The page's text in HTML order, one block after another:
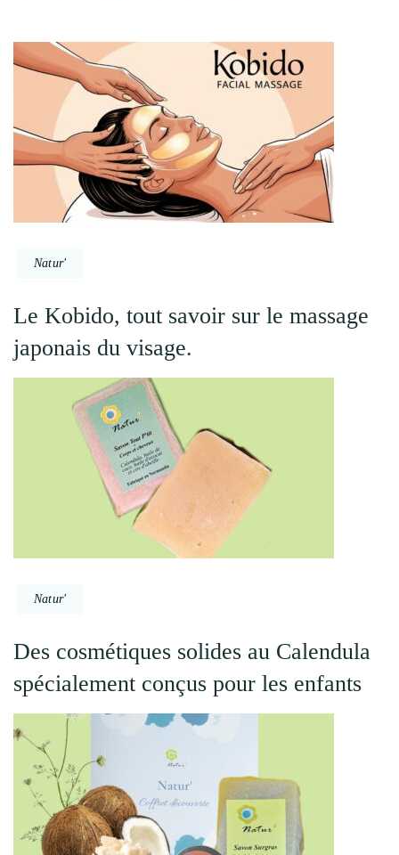
Natur'
Le Kobido, tout savoir sur le massage
japonais du visage.
Natur'
Des cosmétiques solides au Calendula
spécialement conçus pour les enfants